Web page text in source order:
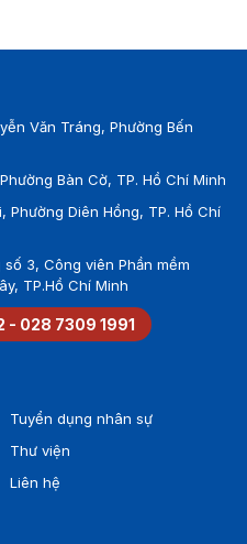
Văn Tráng, Phường Bến
Bàn Cờ, TP. Hồ Chí Minh
Phường Diên Hồng, TP. Hồ Chí
3, Công viên Phần mềm
TP.Hồ Chí Minh
- 028 7309 1991
Tuyển dụng nhân sự
Thư viện
Liên hệ